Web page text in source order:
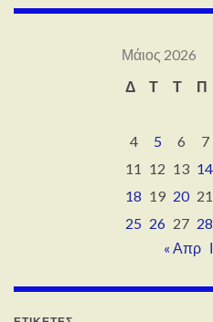
Μάιος 2026
Δ
Τ Τ Π
4
5 6 7
11 12 13 14
18 19 20 21
25 26 27 28
« Απρ